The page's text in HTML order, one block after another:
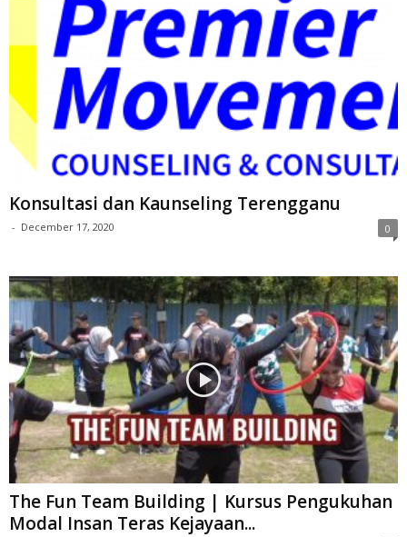
Konsultasi dan Kaunseling Terengganu
- December 17, 2020 0
The Fun Team Building | Kursus Pengukuhan
Modal Insan Teras Kejayaan...